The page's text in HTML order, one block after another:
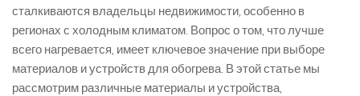
сталкиваются владельцы недвижимости, особенно в
регионах с холодным климатом. Вопрос о том, что лучше
всего нагревается, имеет ключевое значение при выборе
материалов и устройств для обогрева. В этой статье мы
рассмотрим различные материалы и устройства,